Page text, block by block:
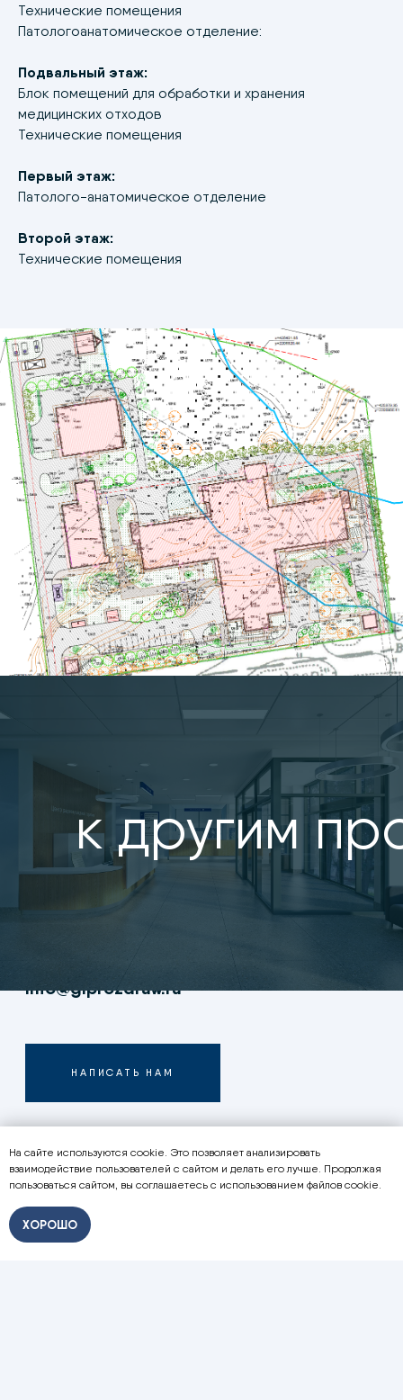
Технические помещения
Патологоанатомическое отделение:
Подвальный этаж:
Блок помещений для обработки и хранения
медицинских отходов
Технические помещения
Первый этаж:
Патолого-анатомическое отделение
Второй этаж:
Технические помещения
к другим
На сайте используются cookie. Это позволяет анализировать
взаимодействие пользователей с сайтом и делать его лучше. Продолжая
пользоваться сайтом, вы соглашаетесь с использованием файлов cookie.
ХОРОШО